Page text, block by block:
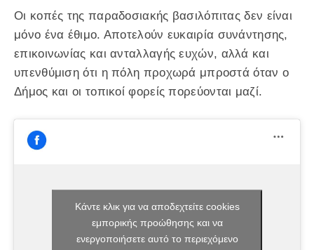
Οι κοπές της παραδοσιακής βασιλόπιτας δεν είναι
μόνο ένα έθιμο. Αποτελούν ευκαιρία συνάντησης,
επικοινωνίας και ανταλλαγής ευχών, αλλά και
υπενθύμιση ότι η πόλη προχωρά μπροστά όταν ο
Δήμος και οι τοπικοί φορείς πορεύονται μαζί.
Κάντε κλικ για να αποδεχτείτε cookies
εμπορικής προώθησης και να
ενεργοποιήσετε αυτό το περιεχόμενο